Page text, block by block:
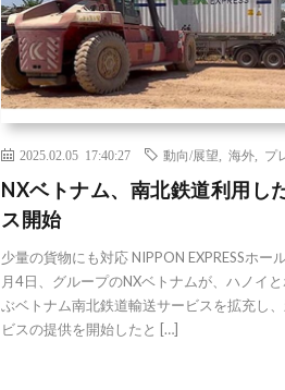
2025.02.05 17:40:27 動向/展望 海外 プ
NXベトナム、南北鉄道利用し
ス開始
少量の貨物にも対応 NIPPON EXPRESSホー
月4日、グループのNXベトナムが、ハノイ
ぶベトナム南北鉄道輸送サービスを拡充し
ビスの提供を開始したと […]